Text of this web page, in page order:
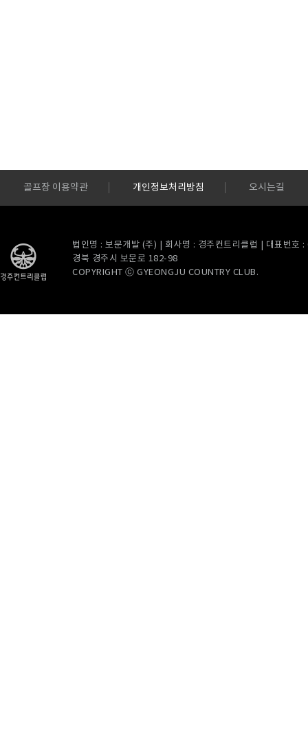
골프장 이용약관 개인정보처리방침 오시는길
법인명 : 보문개발 (주) | 회사명 : 경주컨트리클럽 | 대표번
경북 경주시 보문로 182-98
COPYRIGHT ⓒ GYEONGJU COUNTRY CLUB.